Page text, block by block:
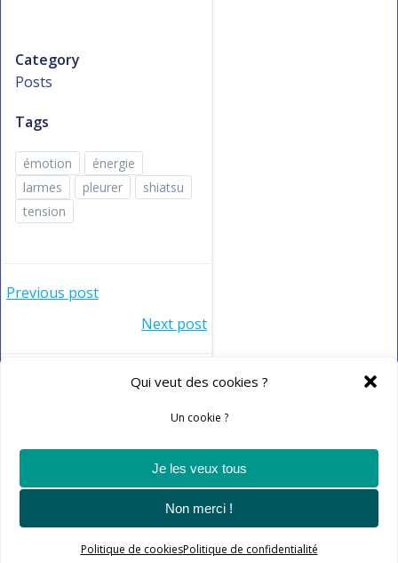
Qui veut des cookies ?
Un cookie ?
Je les veux tous
Non merci !
Politique de cookiesPolitique de confidentialité
Category
Posts
Tags
émotion
énergie
larmes
pleurer
shiatsu
tension
Post
navigation
Previous post
navigation
Next post
Comments are closed
© 2026 Les mains justes. Created for free using
WordPress andColibri